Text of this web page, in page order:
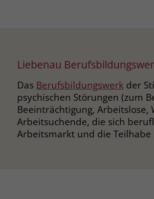
Liebenau
Das Berufsbildungswerkder
psychischen Störungen (zum
Beeinträchtigung,
Arbeitsuchende, die sich
Arbeitsmarkt und die Teilhabe